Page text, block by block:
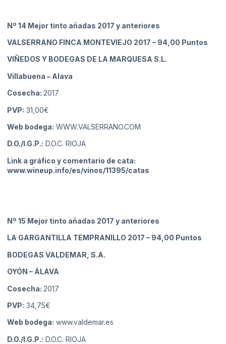
Nº 14 Mejor tinto añadas 2017 y anteriores
VALSERRANO FINCA MONTEVIEJO 2017 – 94,00 Puntos
VIÑEDOS Y BODEGAS DE LA MARQUESA S.L.
Villabuena – Alava
Cosecha: 2017
PVP: 31,00€
Web bodega: WWW.VALSERRANO.COM
D.O./I.G.P.: D.O.C. RIOJA
Link a gráfico y comentario de cata:
www.wineup.info/es/vinos/11395/catas
Nº 15 Mejor tinto añadas 2017 y anteriores
LA GARGANTILLA TEMPRANILLO 2017 – 94,00 Puntos
BODEGAS VALDEMAR, S.A.
OYÓN – ÁLAVA
Cosecha: 2017
PVP: 34,75€
Web bodega: www.valdemar.es
D.O./I.G.P.: D.O.C. RIOJA